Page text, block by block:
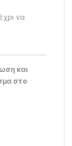
να
και
στο